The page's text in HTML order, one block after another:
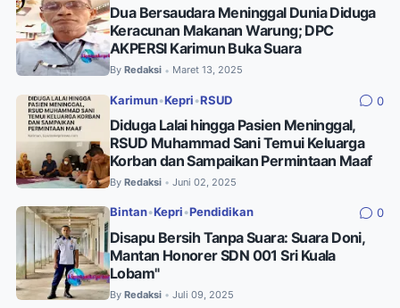
Dua Bersaudara Meninggal Dunia Diduga
Keracunan Makanan Warung; DPC
AKPERSI Karimun Buka Suara
By Redaksi • Maret 13, 2025
Karimun•Kepri •RSUD 0
Diduga Lalai hingga Pasien Meninggal,
RSUD Muhammad Sani Temui Keluarga
Korban dan Sampaikan Permintaan Maaf
By Redaksi • Juni 02, 2025
Bintan•Kepri •Pendidikan 0
Disapu Bersih Tanpa Suara: Suara Doni,
Mantan Honorer SDN 001 Sri Kuala
Lobam"
By Redaksi • Juli 09, 2025